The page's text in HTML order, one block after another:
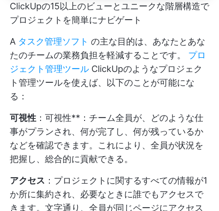
ClickUpの15以上のビューとユニークな階層構造で
プロジェクトを簡単にナビゲート
A タスク管理ソフト の主な目的は、あなたとあな
たのチームの業務負担を軽減することです。 プロ
ジェクト管理ツール ClickUpのようなプロジェク
ト管理ツールを使えば、以下のことが可能にな
る：
可視性 ：可視性**：チーム全員が、どのような仕
事がプランされ、何が完了し、何が残っているか
などを確認できます。これにより、全員が状況を
把握し、総合的に貢献できる。
アクセス ：プロジェクトに関するすべての情報が1
か所に集約され、必要なときに誰でもアクセスで
きます。文字通り、全員が同じページにアクセス